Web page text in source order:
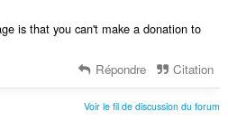
is that you can't make a donation to
Répondre Citation
Voir le fil de discussion du forum